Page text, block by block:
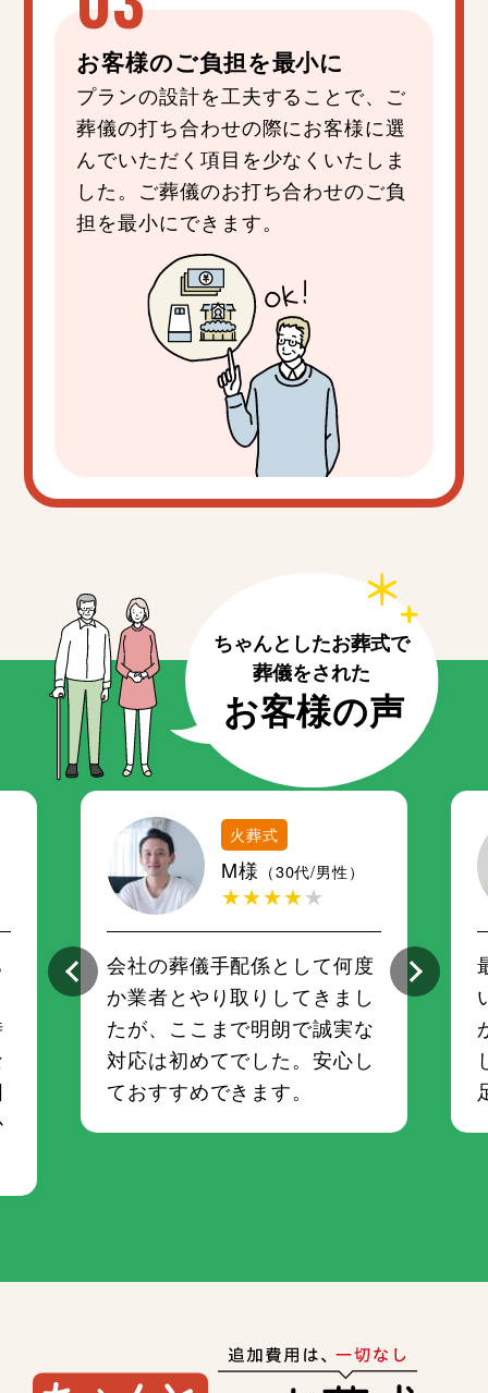
お客様のご負担を最小に
プランの設計を工夫することで、ご
葬儀の打ち合わせの際にお客様に選
んでいただく項目を少なくいたしま
した。ご葬儀のお打ち合わせのご負
担を最小にできます。
火葬式
M様 （30代/男性）
★★★★★
会社の葬儀手配係として何度
か業者とやり取りしてきまし
たが、ここまで明朗で誠実な
対応は初めてでした。安心し
ておすすめできます。